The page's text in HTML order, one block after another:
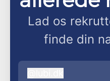
Lad os
finde din
lubi.dk